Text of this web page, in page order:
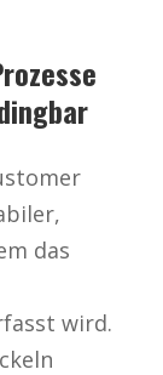
das
wird.